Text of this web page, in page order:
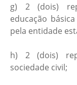
g) 2 (dois)
educação
pela entidade
h) 2 (dois)
sociedade civil;